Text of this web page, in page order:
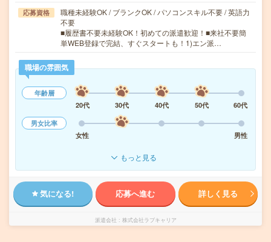
応募資格
職種未経験OK / ブランクOK / パソコンスキル不要 / 英語力
不要
■履歴書不要未経験OK！初めての派遣歓迎！■来社不要簡
単WEB登録で完結、すぐスタートも！1)エン派…
職場の雰囲気
年齢層
20代
30代 40代 50代
60代
男女比率
女性
男性
もっと見る
気になる! 応募へ進む 詳しく見る
派遣会社 株式会社ラブキャリア